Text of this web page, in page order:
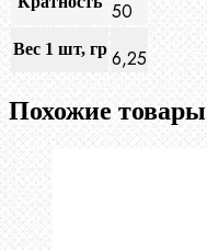
50
Вес 1 шт, гр 6,25
Похожие товары